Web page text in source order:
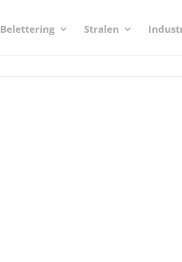
Belettering Stralen